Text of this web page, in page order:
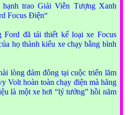
hạnh trao Giải Viễn Tượng Xanh
Focus Điện“
Ford đã tái thiết kế loại xe Focus
họ thành kiểu xe chạy bằng bình
lòng đám đông tại cuộc triển lãm
Volt hoàn toàn chạy điện mà hãng
là một xe hơi “lý tưởng” hồi năm